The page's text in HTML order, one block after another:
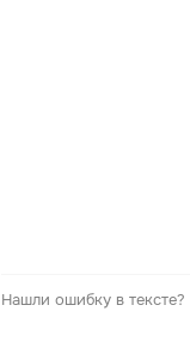
Нашли ошибку в тексте?